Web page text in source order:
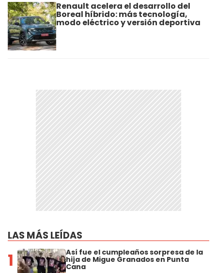
Renault acelera el desarrollo del
Boreal híbrido: más tecnología,
modo eléctrico y versión deportiva
LAS MÁS LEÍDAS
1 Así fue el cumpleaños sorpresa de la
hija de Migue Granados en Punta
Cana